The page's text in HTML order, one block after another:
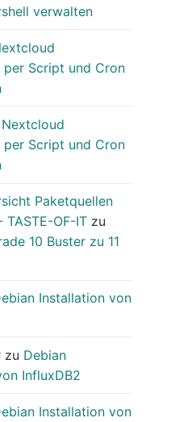
verwalten
Script und Cron
Nextcloud
Script und Cron
Paketquellen
TASTE-OF-IT zu
10 Buster zu 11
Installation von
zu Debian
InfluxDB2
Installation von